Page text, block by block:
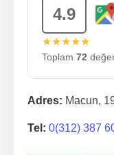
4.9
★★★★★
Toplam 72
Adres: Macun,
Tel: 0(312) 387